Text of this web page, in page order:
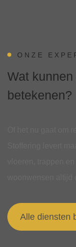
ONZE
Wat
betekenen?
Alle diensten